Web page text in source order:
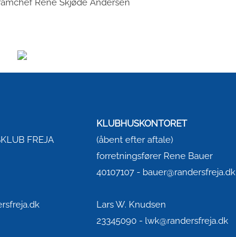
René Skjøde Andersen
FREJA
KLUBHUSKONTORET
(åbent efter aftale)
forretningsfører Rene Bauer
40107107 - bauer@randersfreja.dk
Lars W. Knudsen
23345090 - lwk@randersfreja.dk